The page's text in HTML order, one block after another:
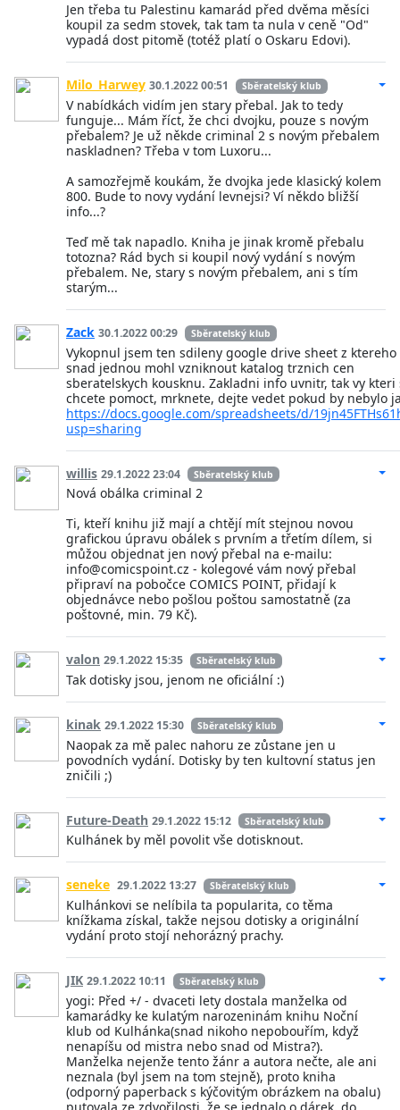
Jen třeba tu Palestinu kamarád před dvěma měsíci
koupil za sedm stovek, tak tam ta nula v ceně "Od"
vypadá dost pitomě (totéž platí o Oskaru Edovi).
Milo_Harwey 30.1.2022 00:51 Sběratelský klub
V nabídkách vidím jen stary přebal. Jak to tedy
funguje... Mám říct, že chci dvojku, pouze s novým
přebalem? Je už někde criminal 2 s novým přebalem
naskladnen? Třeba v tom Luxoru...
A samozřejmě koukám, že dvojka jede klasický kolem
800. Bude to novy vydání levnejsi? Ví někdo bližší
info...?
Teď mě tak napadlo. Kniha je jinak kromě přebalu
totozna? Rád bych si koupil nový vydání s novým
přebalem. Ne, stary s novým přebalem, ani s tím
starým...
Zack 30.1.2022 00:29 Sběratelský klub
Vykopnul jsem ten sdileny google drive sheet z ktereho
snad jednou mohl vzniknout katalog trznich cen
sberatelskych kousknu. Zakladni info uvnitr, tak vy kteri
chcete pomoct, mrknete, dejte vedet pokud by nebylo
https://docs.google.com/spreadsheets/d/
usp=sharing
willis 29.1.2022 23:04 Sběratelský klub
Nová obálka criminal 2
Ti, kteří knihu již mají a chtějí mít stejnou novou
grafickou úpravu obálek s prvním a třetím dílem, si
můžou objednat jen nový přebal na e-mailu:
info@comicspoint.cz - kolegové vám nový přebal
připraví na pobočce COMICS POINT, přidají k
objednávce nebo pošlou poštou samostatně (za
poštovné, min. 79 Kč).
valon 29.1.2022 15:35 Sběratelský klub
Tak dotisky jsou, jenom ne oficiální :)
kinak 29.1.2022 15:30 Sběratelský klub
Naopak za mě palec nahoru ze zůstane jen u
povodních vydání. Dotisky by ten kultovní status jen
zničili ;)
Future-Death 29.1.2022 15:12 Sběratelský klub
Kulhánek by měl povolit vše dotisknout.
seneke 29.1.2022 13:27 Sběratelský klub
Kulhánkovi se nelíbila ta popularita, co těma
knížkama získal, takže nejsou dotisky a originální
vydání proto stojí nehorázný prachy.
JIK 29.1.2022 10:11 Sběratelský klub
yogi: Před +/ - dvaceti lety dostala manželka od
kamarádky ke kulatým narozeninám knihu Noční
klub od Kulhánka(snad nikoho nepobouřím, když
nenapíšu od mistra nebo snad od Mistra?).
Manželka nejenže tento žánr a autora nečte, ale ani
neznala (byl jsem na tom stejně), proto kniha
(odporný paperback s kýčovitým obrázkem na obalu)